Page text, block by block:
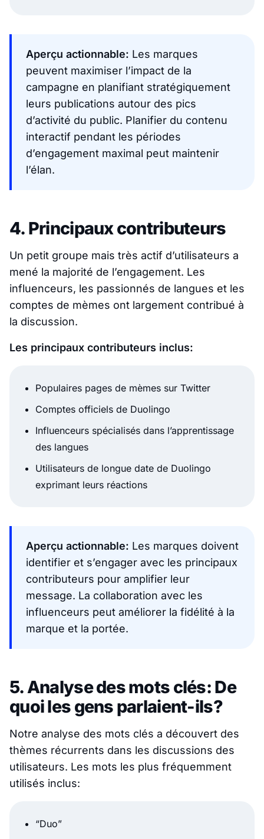
Aperçu actionnable: Les marques
peuvent maximiser l’impact de la
campagne en planifiant stratégiquement
leurs publications autour des pics
d’activité du public. Planifier du contenu
interactif pendant les périodes
d’engagement maximal peut maintenir
l’élan.
4. Principaux contributeurs
Un petit groupe mais très actif d’utilisateurs a
mené la majorité de l’engagement. Les
influenceurs, les passionnés de langues et les
comptes de mèmes ont largement contribué à
la discussion.
Les principaux contributeurs inclus:
Populaires pages de mèmes sur Twitter
Comptes officiels de Duolingo
Influenceurs spécialisés dans l’apprentissage
des langues
Utilisateurs de longue date de Duolingo
exprimant leurs réactions
Aperçu actionnable: Les marques doivent
identifier et s’engager avec les principaux
contributeurs pour amplifier leur
message. La collaboration avec les
influenceurs peut améliorer la fidélité à la
marque et la portée.
5. Analyse des mots clés: De
quoi les gens parlaient-ils?
Notre analyse des mots clés a découvert des
thèmes récurrents dans les discussions des
utilisateurs. Les mots les plus fréquemment
utilisés inclus:
“Duo”